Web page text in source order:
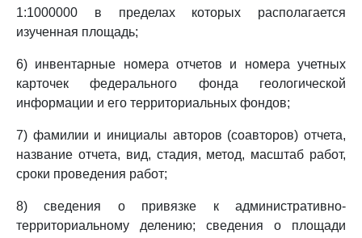
1:1000000 в пределах которых располагается
изученная площадь;
6) инвентарные номера отчетов и номера учетных
карточек федерального фонда геологической
информации и его территориальных фондов;
7) фамилии и инициалы авторов (соавторов) отчета,
название отчета, вид, стадия, метод, масштаб работ,
сроки проведения работ;
8) сведения о привязке к административно-
территориальному делению; сведения о площади